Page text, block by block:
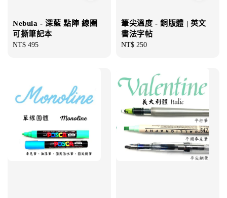
Nebula - 深藍 點陣 線圈
可撕筆記本
Regular
NT$ 495
筆尖溫度 - 銅版體 | 英文
書法字帖
Regular
NT$ 250